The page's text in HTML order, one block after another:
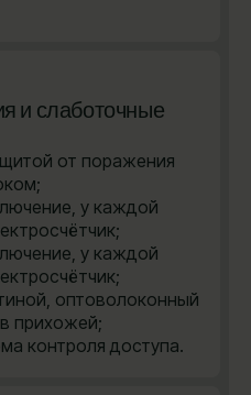
и слаботочные
от поражения
у каждой
у каждой
оптоволоконный
прихожей;
контроля доступа.